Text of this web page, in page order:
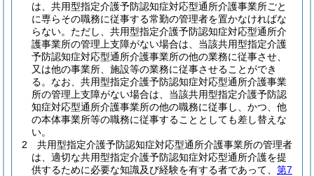
は、共用型指定介護予防認知症対応型通所介護事業所ごと
に専らその職務に従事する常勤の管理者を置かなければな
らない。 ただし、共用型指定介護予防認知症対応型通所介
護事業所の管理上支障がない場合は、当該共用型指定介護
予防認知症対応型通所介護事業所の他の業務に従事させ、
又は他の事業所、施設等の業務に従事させることができ
る。 なお、共用型指定介護予防認知症対応型通所介護事業
所の管理上支障がない場合は、当該共用型指定介護予防認
知症対応型通所介護事業所の他の職務に従事し、かつ、他
の本体事業所等の職務に従事することとしても差し替えな
い。
2
共用型指定介護予防認知症対応型通所介護事業所の管理者
は、適切な共用型指定介護予防認知症対応型通所介護を提
供するために必要な知識及び経験を有する者であって、 第7